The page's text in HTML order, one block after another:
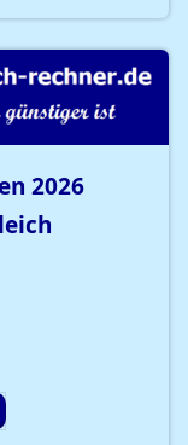
2026